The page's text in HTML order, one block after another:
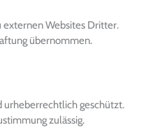
externen Websites Dritter.
übernommen.
urheberrechtlich geschützt.
zulässig.